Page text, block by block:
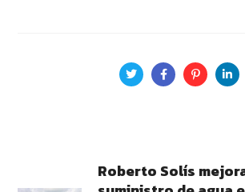
Roberto Solís